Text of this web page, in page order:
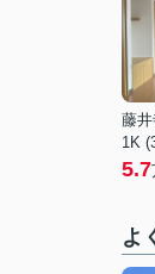
藤井
1K
5.7
よ